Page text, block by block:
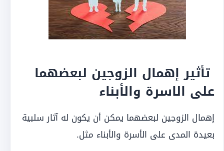
تأثير إهمال الزوجين لبعضهما
على الاسرة والأبناء
إهمال الزوجين لبعضهما يمكن أن يكون له آثار سلبية
بعيدة المدى على الأسرة والأبناء مثل.